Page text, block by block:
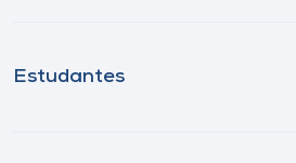
Estudantes